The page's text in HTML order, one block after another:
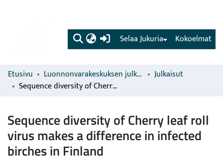
(current) Kokoelmat
Selaa Jukuria
Etusivu Luonnonvarakeskuksen julkaisut
Julkaisut
Sequence diversity of Cherry leaf roll virus makes a difference in infected birches in Finland
Sequence diversity of Cherry leaf roll
virus makes a difference in infected
birches in Finland